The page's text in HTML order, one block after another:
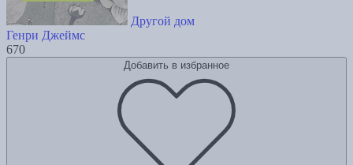
Другой дом
Генри Джеймс
670
Добавить в избранное